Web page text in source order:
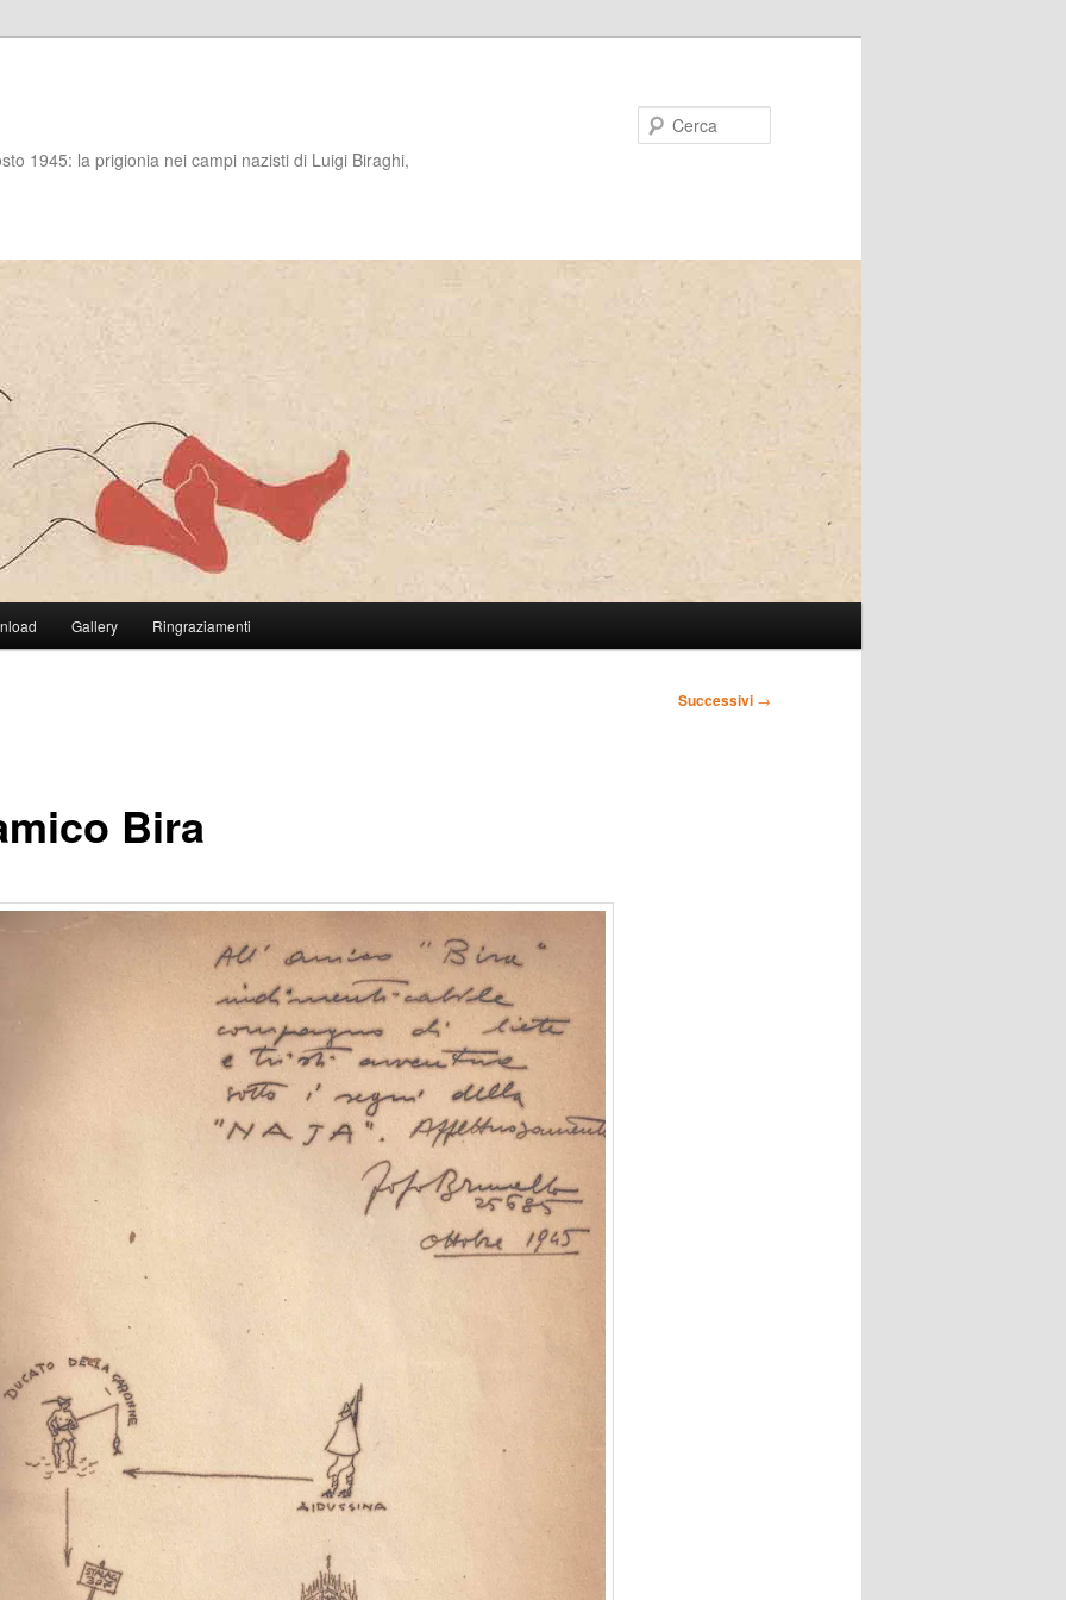
1945: la prigionia nei campi nazisti di Luigi Biraghi,
Gallery Ringraziamenti
Successivi →
Bira